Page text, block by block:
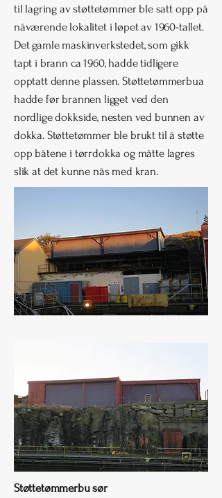
til lagring av støttetømmer ble satt opp på
nåværende lokalitet i løpet av 1960-tallet.
Det gamle maskinverkstedet, som gikk
tapt i brann ca 1960, hadde tidligere
opptatt denne plassen. Støttetømmerbua
hadde før brannen ligget ved den
nordlige dokkside, nesten ved bunnen av
dokka. Støttetømmer ble brukt til å støtte
opp båtene i tørrdokka og måtte lagres
slik at det kunne nås med kran.
Støttetømmerbu sør